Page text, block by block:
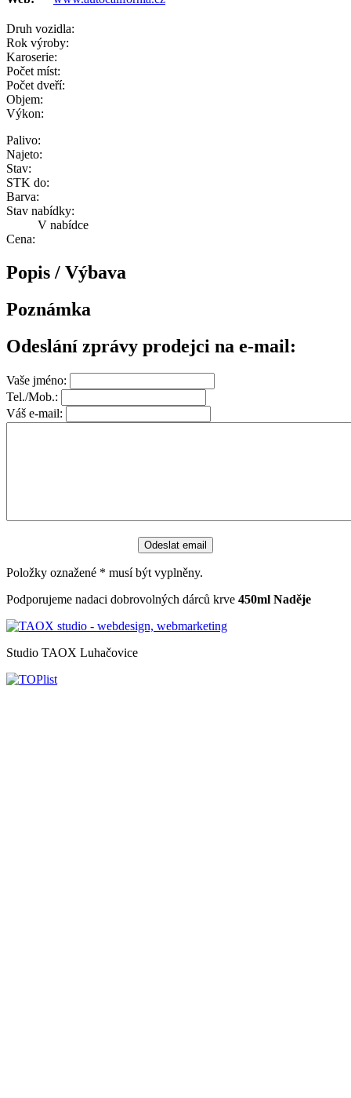
Druh vozidla:
Rok výroby:
Karoserie:
Počet míst:
Počet dveří:
Objem:
Výkon:
Palivo:
Najeto:
Stav:
STK do:
Barva:
Stav nabídky:
V nabídce
Cena:
Popis / Výbava
Poznámka
Odeslání zprávy prodejci na e-mail:
Vaše jméno:
Tel./Mob.:
Váš e-mail:
Položky oznažené * musí být vyplněny.
Podporujeme nadaci dobrovolných dárců krve 450ml Naděje
Studio TAOX Luhačovice